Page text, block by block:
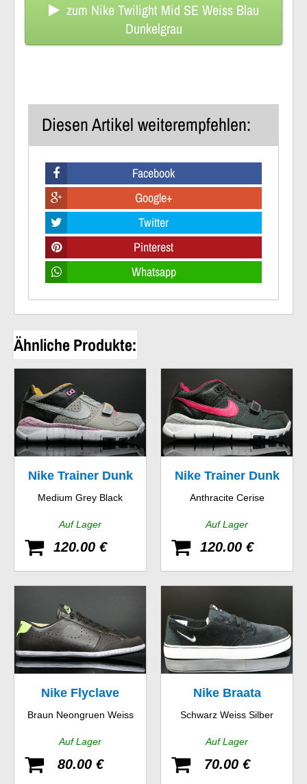
zum Nike Twilight Mid SE Weiss Blau
Dunkelgrau
Diesen Artikel weiterempfehlen:
Facebook
Google+
Twitter
Pinterest
Whatsapp
Ähnliche Produkte:
Nike Trainer Dunk
Low
Medium Grey Black
Auf Lager
120.00 €
Nike Trainer Dunk
Low
Anthracite Cerise
Auf Lager
120.00 €
Nike Flyclave
Leather
Braun Neongruen Weiss
Auf Lager
80.00 €
Nike Braata
Schwarz Weiss Silber
Auf Lager
70.00 €